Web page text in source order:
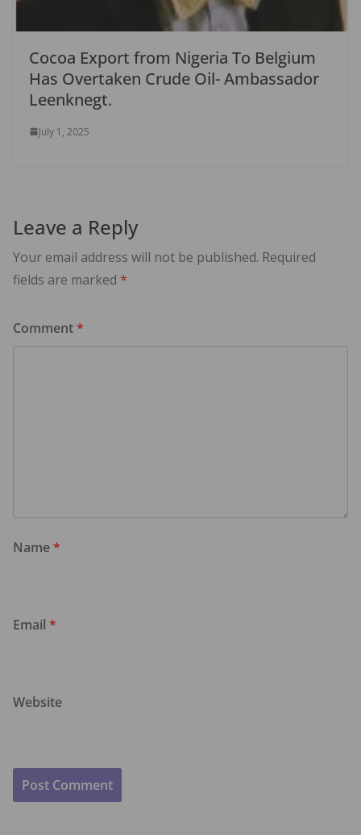
Cocoa Export from Nigeria To Belgium
Has Overtaken Crude Oil- Ambassador
Leenknegt.
July 1, 2025
Leave a Reply
Your email address will not be published. Required
fields are marked *
Comment*
Name*
Email *
Website